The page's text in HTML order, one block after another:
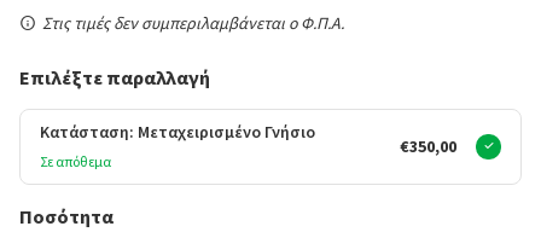
Στις τιμές δεν συμπεριλαμβάνεται ο Φ.Π.Α.
Επιλέξτε παραλλαγή
Κατάσταση: Μεταχειρισμένο Γνήσιο
Σε απόθεμα
€350,00
Ποσότητα